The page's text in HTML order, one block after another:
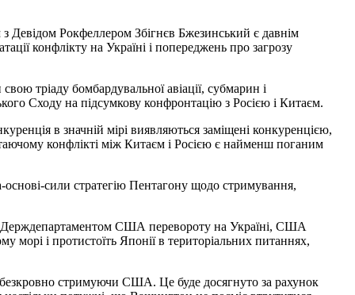
з Девідом Рокфеллером Збігнєв Бжезинський є давнім
конфлікту на Україні і попереджень про загрозу
тріаду бомбардувальної авіації, субмарин і
Сходу на підсумкову конфронтацію з Росією і Китаєм.
в значній мірі виявляються заміщені конкуренцією,
конфлікті між Китаєм і Росією є найменш поганим
сили стратегію Пентагону щодо стримування,
Держдепартаментом США перевороту на Україні, США
і протистоїть Японії в територіальних питаннях,
стримуючи США. Це буде досягнуто за рахунок